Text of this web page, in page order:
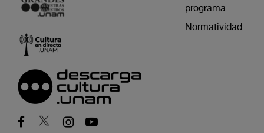
programa
Normatividad